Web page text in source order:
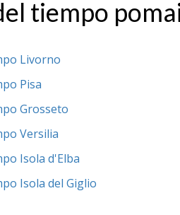
tiempo
Livorno
Pisa
Grosseto
Versilia
Isola d'Elba
Isola del Giglio